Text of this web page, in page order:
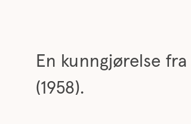
En kunngjørelse
(1958).